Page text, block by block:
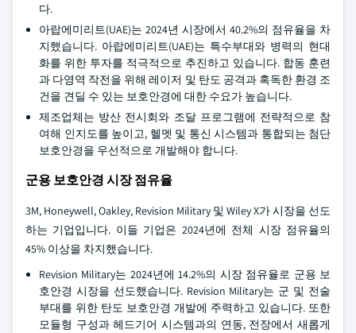
다.
아랍에미리트(UAE)는 2024년 시장에서 40.2%의 점유율을 차
지했습니다. 아랍에미리트(UAE)는 특수부대와 병력의 현대
화를 위한 투자를 적극적으로 추진하고 있습니다. 합동 훈련
과 다영역 작전을 위해 레이저 및 탄도 공격과 혹독한 환경 조
건을 견딜 수 있는 보호안경에 대한 수요가 높습니다.
제조업체는 방산 전시회와 조달 프로그램에 전략적으로 참
여해 인지도를 높이고, 헬멧 및 통신 시스템과 통합되는 첨단
보호안경을 우선적으로 개발해야 합니다.
군용 보호안경 시장 점유율
3M, Honeywell, Oakley, Revision Military 및 Wiley X가 시장을 선도
하는 기업입니다. 이들 기업은 2024년에 전체 시장 점유율의
45% 이상을 차지했습니다.
Revision Military는 2024년에 14.2%의 시장 점유율로 군용 보
호안경 시장을 선도했습니다. Revision Military는 군 및 전술
부대를 위한 탄도 보호안경 개발에 주력하고 있습니다. 또한
모듈형 구성과 헤드기어 시스템과의 연동, 전장에서 새롭게